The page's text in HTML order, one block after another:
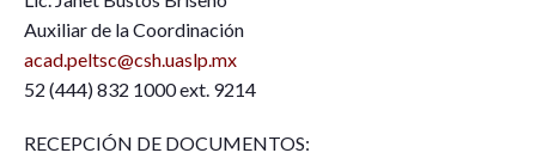
Auxiliar de la Coordinación
acad.peltsc@csh.uaslp.mx
52 (444) 832 1000 ext. 9214
RECEPCIÓN DE DOCUMENTOS: